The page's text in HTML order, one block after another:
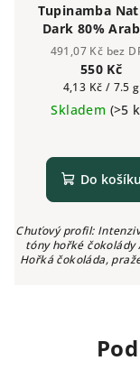
Tupinamba
Dark 80%
20%
zrnková káva
491,07 Kč bez
550 Kč
Měrná
cena:
4,13 Kč / 7.5 g
Skladem (>5
Do košíku
Chuťový profil:
tóny hořké čokolády Aroma:
Hořká čokoláda,